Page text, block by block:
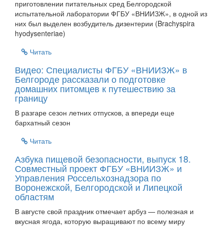
приготовлении питательных сред Белгородской
испытательной лаборатории ФГБУ «ВНИИЗЖ», в одной из
них был выделен возбудитель дизентерии (Brachyspira
hyodysenteriae)
Читать
Видео: Специалисты ФГБУ «ВНИИЗЖ» в
Белгороде рассказали о подготовке
домашних питомцев к путешествию за
границу
В разгаре сезон летних отпусков, а впереди еще
бархатный сезон
Читать
Азбука пищевой безопасности, выпуск 18.
Совместный проект ФГБУ «ВНИИЗЖ» и
Управления Россельхознадзора по
Воронежской, Белгородской и Липецкой
областям
В августе свой праздник отмечает арбуз — полезная и
вкусная ягода, которую выращивают по всему миру